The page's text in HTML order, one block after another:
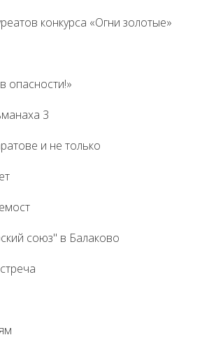
конкурса «Огни золотые»
опасности!»
3
и не только
союз" в Балаково